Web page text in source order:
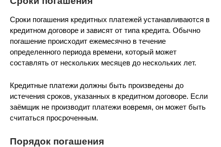
Сроки погашения кредитных платежей устанавливаются в
кредитном договоре и зависят от типа кредита. Обычно
погашение происходит ежемесячно в течение
определенного периода времени, который может
составлять от нескольких месяцев до нескольких лет.
Кредитные платежи должны быть произведены до
истечения сроков, указанных в кредитном договоре. Если
заёмщик не производит платежи вовремя, он может быть
считаться просроченным.
Порядок погашения